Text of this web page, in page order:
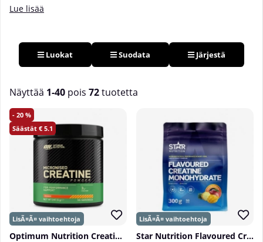
puhutaan kreatiinista yleisesti ilman tarkempaa määrittelyä,
Muista ottaa se joka päivä, niin huomaat sekä voimasi että
kestävyytesi lisääntyvän! Hanki kreatiinimonohydraattisi
meiltä Tillskottsbolagetilta!
Lue lisää
Luokat Suodata Järjestä
Näyttää 1-40 pois 72tuotetta
Tuotteet
20
5.1
Optimum Nutrition Creatine Powder, 247,5 g Star Nutrition Flavoured Creatine Monohydrate, 300 g